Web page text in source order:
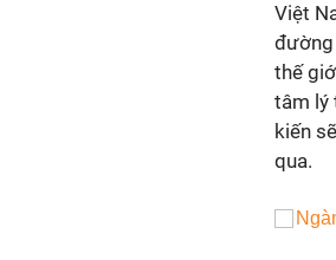
Việt
đường
thế
tâm lý
kiến
qua.